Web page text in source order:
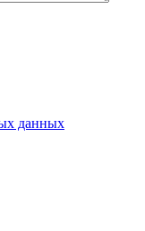
данных